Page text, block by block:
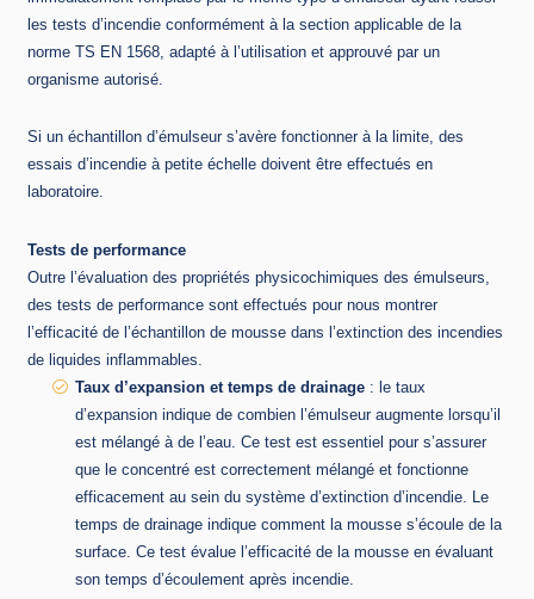
les tests d’incendie conformément à la section applicable de la
norme TS EN 1568, adapté à l’utilisation et approuvé par un
organisme autorisé.
Si un échantillon d’émulseur s’avère fonctionner à la limite, des
essais d’incendie à petite échelle doivent être effectués en
laboratoire.
Tests de performance
Outre l’évaluation des propriétés physicochimiques des émulseurs,
des tests de performance sont effectués pour nous montrer
l’efficacité de l’échantillon de mousse dans l’extinction des incendies
de liquides inflammables.
Taux d’expansion et temps de drainage : le taux
d’expansion indique de combien l’émulseur augmente lorsqu’il
est mélangé à de l’eau. Ce test est essentiel pour s’assurer
que le concentré est correctement mélangé et fonctionne
efficacement au sein du système d’extinction d’incendie. Le
temps de drainage indique comment la mousse s’écoule de la
surface. Ce test évalue l’efficacité de la mousse en évaluant
son temps d’écoulement après incendie.